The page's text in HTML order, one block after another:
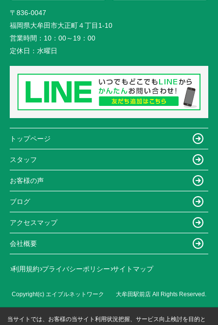
〒836-0047
福岡県大牟田市大正町４丁目1-10
営業時間： 10：00～19：00
定休日： 水曜日
トップページ
スタッフ
お客様の声
ブログ
アクセスマップ
会社概要
利用規約 プライバシーポリシー サイトマップ
Copyright(c) エイブルネットワーク 大牟田駅前店 All Rights Reserved.
当サイトでは、お客様の当サイト利用状況把握、サービス向上検討を目的と